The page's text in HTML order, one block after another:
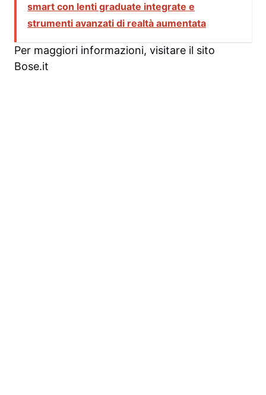
smart con lenti graduate integrate e
strumenti avanzati di realtà aumentata
Per maggiori informazioni, visitare il sito
Bose.it